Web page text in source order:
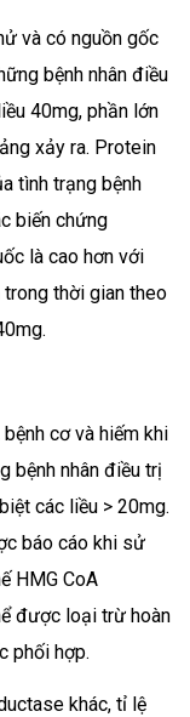
và có nguồn gốc
bệnh nhân điều
40mg, phần lớn
xảy ra. Protein
tình trạng bệnh
biến chứng
là cao hơn với
trong thời gian theo
cơ và hiếm khi
bệnh nhân điều trị
các liều > 20mg.
báo cáo khi sử
HMG CoA
được loại trừ hoàn
phối hợp.
khác, tỉ lệ